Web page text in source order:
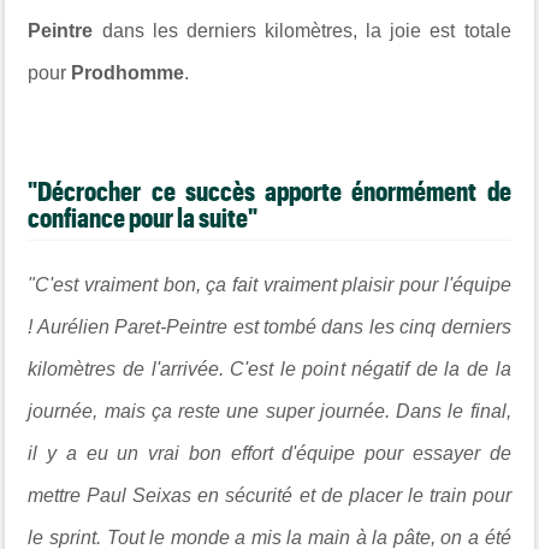
Peintre dans les derniers kilomètres, la joie est totale
pour Prodhomme.
"Décrocher ce succès apporte énormément de
confiance pour la suite"
"C'est vraiment bon, ça fait vraiment plaisir pour l'équipe
! Aurélien Paret-Peintre est tombé dans les cinq derniers
kilomètres de l'arrivée. C'est le point négatif de la de la
journée, mais ça reste une super journée. Dans le final,
il y a eu un vrai bon effort d'équipe pour essayer de
mettre Paul Seixas en sécurité et de placer le train pour
le sprint. Tout le monde a mis la main à la pâte, on a été